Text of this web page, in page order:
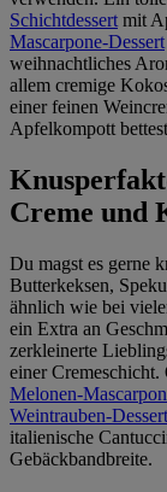
Schichtdessert mit
Mascarpone-Dessert
weihnachtliches
allem cremige
einer feinen
Apfelkompott
Creme und
Du magst es gerne
Butterkeksen,
ähnlich wie bei
ein Extra an
zerkleinerte
einer
Melonen-
Weintrauben-
italienische
Gebäckbandbreite.